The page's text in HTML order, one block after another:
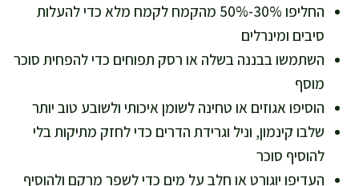
החליפו 30%-50% מהקמח לקמח מלא כדי להעלות
סיבים ומינרלים
השתמשו בבננה בשלה או רסק תפוחים כדי להפחית סוכר
מוסף
הוסיפו אגוזים או טחינה לשומן איכותי ולשובע טוב יותר
שלבו קינמון, וניל וגרידת הדרים כדי לחזק מתיקות בלי
להוסיף סוכר
העדיפו יוגורט או חלב על מים כדי לשפר מרקם ולהוסיף